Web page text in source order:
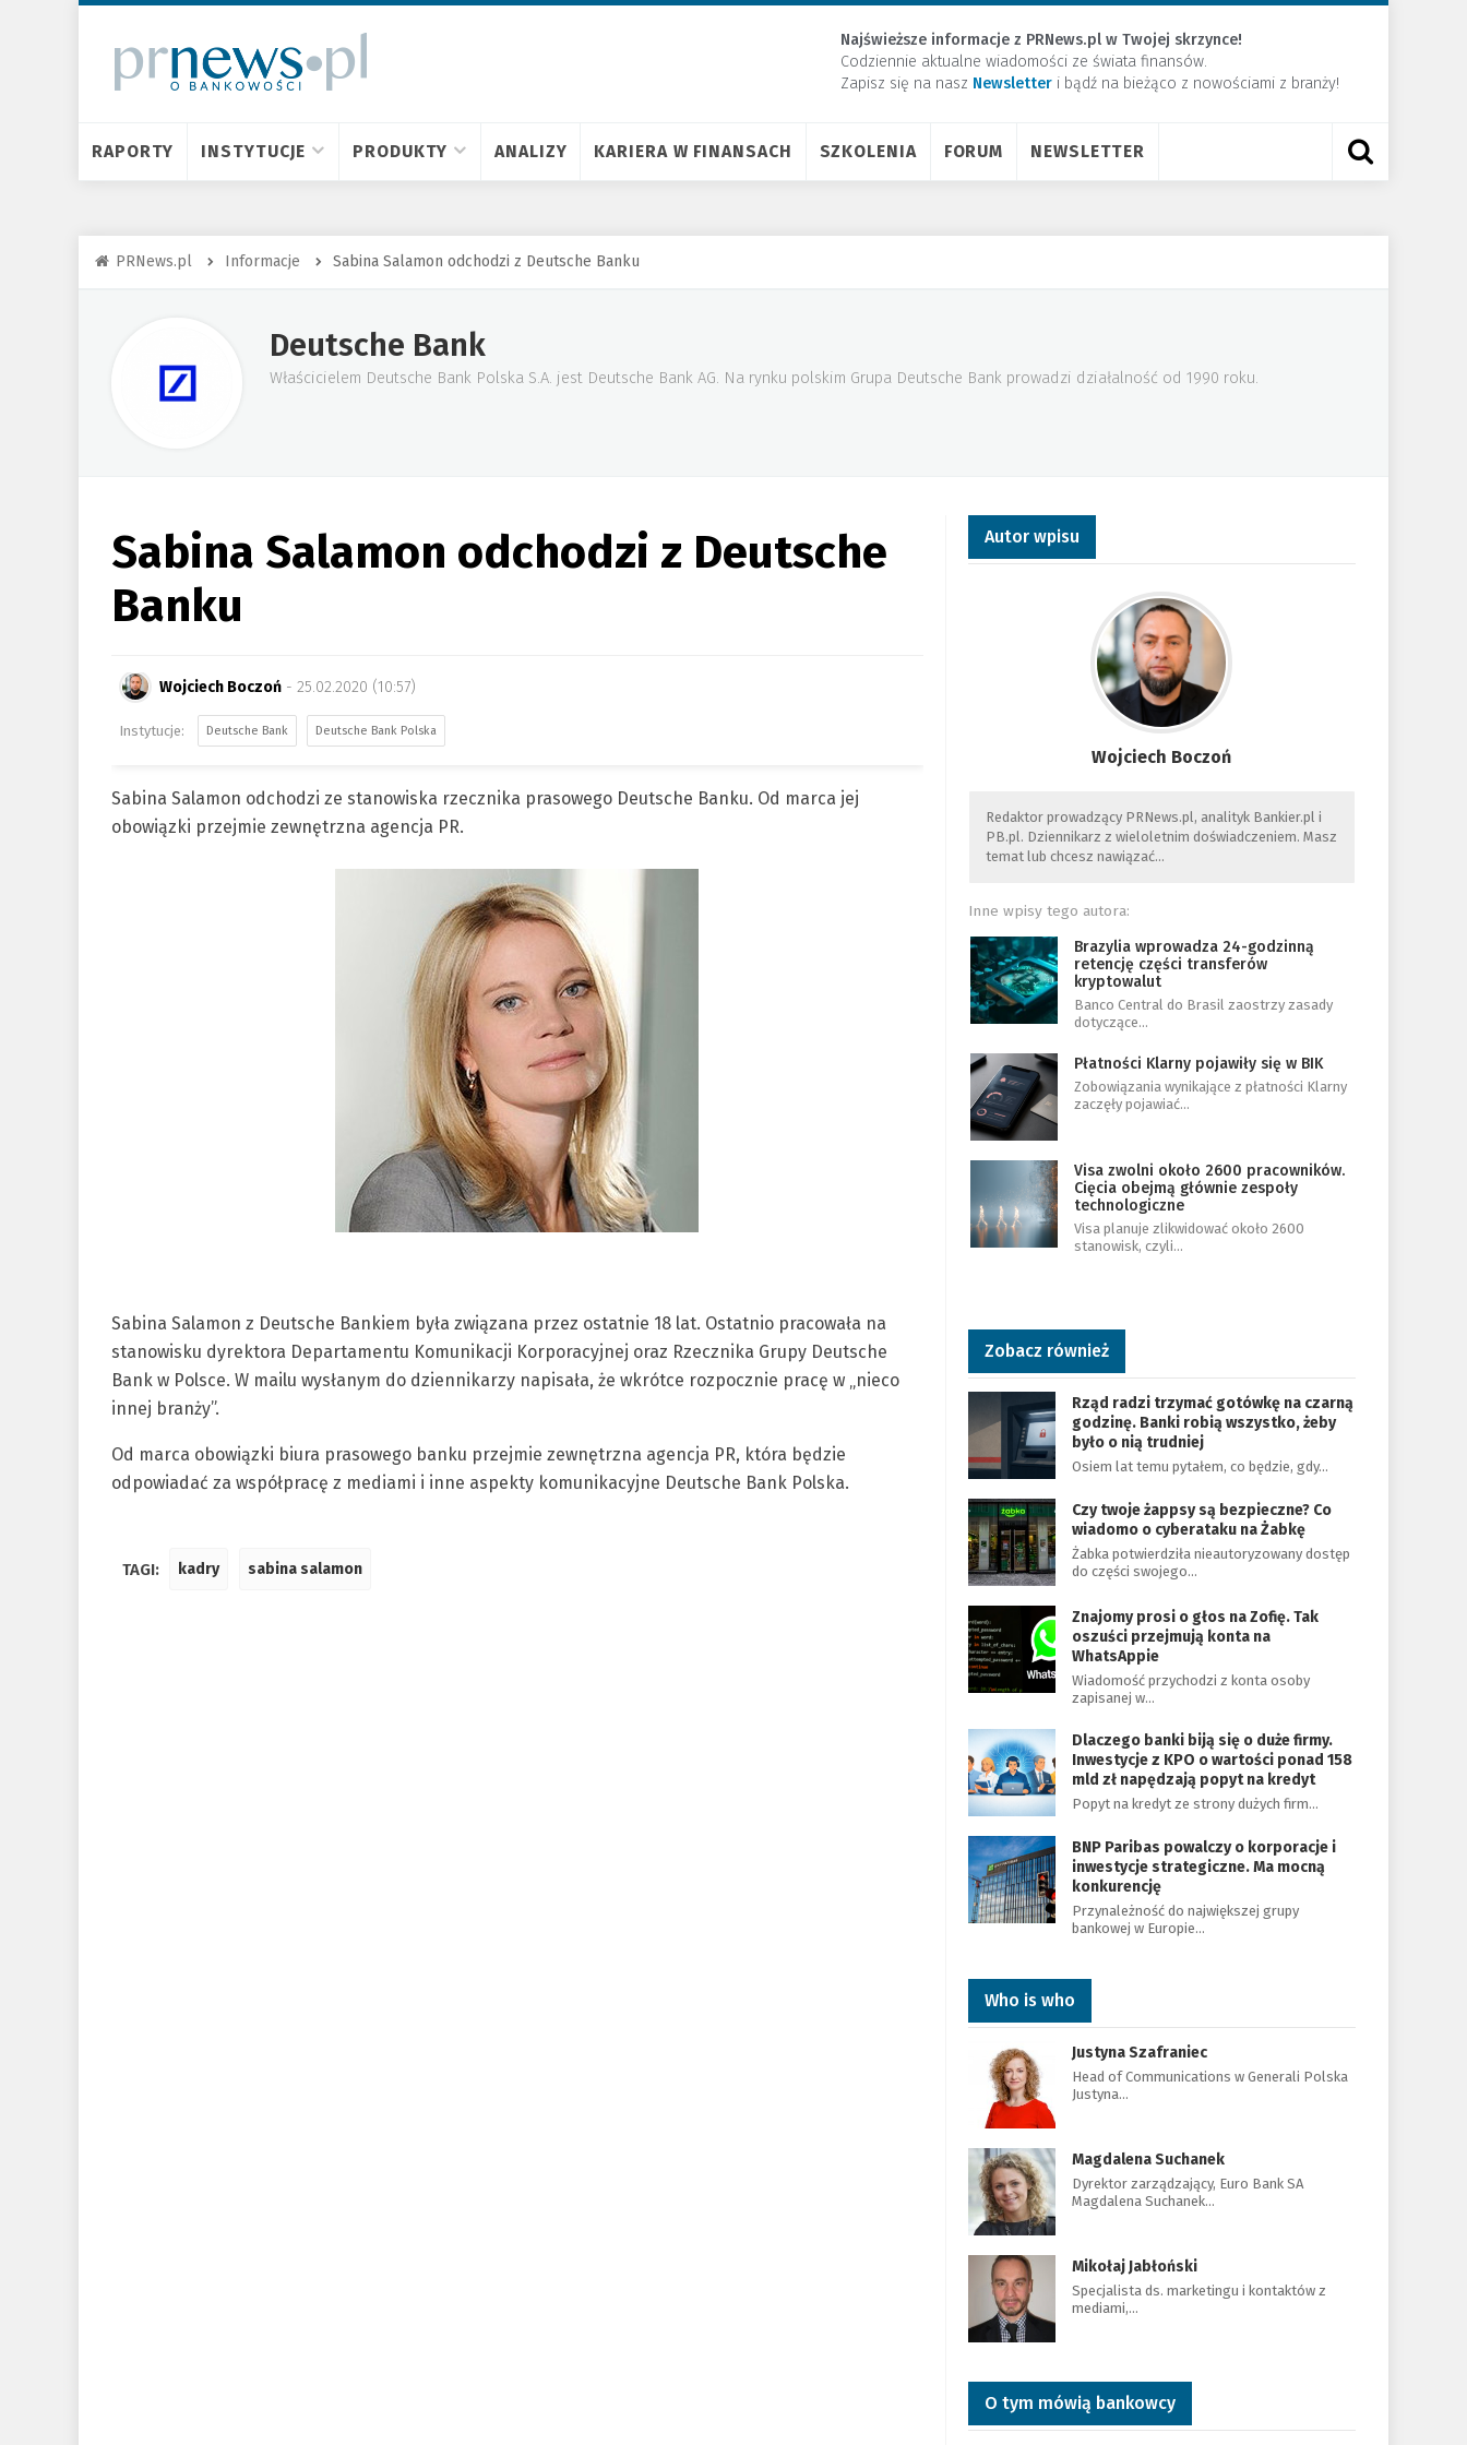
Najświeższe informacje z PRNews.pl w Twojej skrzynce!
Codziennie aktualne wiadomości ze świata finansów.
Zapisz się na nasz Newsletter ​i bądź na bieżąco z nowościami z branży!
RAPORTY INSTYTUCJE PRODUKTY ANALIZY KARIERA W FINANSACH SZKOLENIA FORUM NEWSLETTER
PRNews.pl Informacje Sabina Salamon odchodzi z Deutsche Banku
Deutsche Bank
Właścicielem Deutsche Bank Polska S.A. jest Deutsche Bank AG. Na rynku polskim Grupa Deutsche Bank prowadzi działalność od 1990 roku.
Sabina Salamon odchodzi z Deutsche
Banku
Wojciech Boczoń - 25.02.2020 (10:57)
Deutsche Bank Deutsche Bank Polska
Sabina Salamon odchodzi ze stanowiska rzecznika prasowego Deutsche Banku. Od marca jej
obowiązki przejmie zewnętrzna agencja PR.
Sabina Salamon z Deutsche Bankiem była związana przez ostatnie 18 lat. Ostatnio pracowała na
stanowisku dyrektora Departamentu Komunikacji Korporacyjnej oraz Rzecznika Grupy Deutsche
Bank w Polsce. W mailu wysłanym do dziennikarzy napisała, że wkrótce rozpocznie pracę w „nieco
innej branży”.
Od marca obowiązki biura prasowego banku przejmie zewnętrzna agencja PR, która będzie
odpowiadać za współpracę z mediami i inne aspekty komunikacyjne Deutsche Bank Polska.
TAGI: kadry sabina salamon
Autor wpisu
Wojciech Boczoń
Redaktor prowadzący PRNews.pl, analityk Bankier.pl i
PB.pl. Dziennikarz z wieloletnim doświadczeniem. Masz
temat lub chcesz nawiązać…
Inne wpisy tego autora:
Brazylia wprowadza 24-godzinną
retencję części transferów
kryptowalut
Banco Central do Brasil zaostrzy zasady
dotyczące…
Płatności Klarny pojawiły się w BIK
Zobowiązania wynikające z płatności Klarny
zaczęły pojawiać…
Visa zwolni około 2600 pracowników.
Cięcia obejmą głównie zespoły
technologiczne
Visa planuje zlikwidować około 2600
stanowisk, czyli…
Zobacz również
Rząd radzi trzymać gotówkę na czarną
godzinę. Banki robią wszystko, żeby
było o nią trudniej
Osiem lat temu pytałem, co będzie, gdy…
Czy twoje żappsy są bezpieczne? Co
wiadomo o cyberataku na Żabkę
Żabka potwierdziła nieautoryzowany dostęp
do części swojego…
Znajomy prosi o głos na Zofię. Tak
oszuści przejmują konta na
WhatsAppie
Wiadomość przychodzi z konta osoby
zapisanej w…
Dlaczego banki biją się o duże firmy.
Inwestycje z KPO o wartości ponad 158
mld zł napędzają popyt na kredyt
Popyt na kredyt ze strony dużych firm…
BNP Paribas powalczy o korporacje i
inwestycje strategiczne. Ma mocną
konkurencję
Przynależność do największej grupy
bankowej w Europie…
Who is who
Justyna Szafraniec
Head of Communications w Generali Polska
Justyna…
Magdalena Suchanek
Dyrektor zarządzający, Euro Bank SA
Magdalena Suchanek…
Mikołaj Jabłoński
Specjalista ds. marketingu i kontaktów z
mediami,…
O tym mówią bankowcy